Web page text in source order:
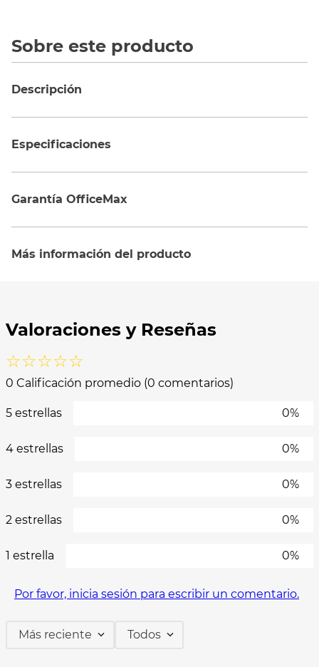
Sobre este producto
Descripción
Especificaciones
Garantía OfficeMax
Más información del producto
☆☆☆☆☆
0 Calificación promedio (0 comentarios)
5 estrellas 0%
4 estrellas 0%
3 estrellas 0%
2 estrellas 0%
1 estrella 0%
Por favor, inicia sesión para escribir un comentario.
Más reciente Todos